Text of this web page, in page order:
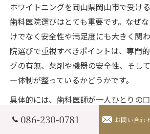
ホワイトニングを岡山県岡山市で受け
歯科医院選びはとても重要です。なぜ
けでなく安全性や満足度にも大きく関
院選びで重視すべきポイントは、専門
グの有無、薬剤や機器の安全性、そして
ー体制が整っているかどうかです。
具体的には、歯科医師が一人ひとりの
寧に診断し、希望やライフスタイルに
086-230-0781 お問い合わ